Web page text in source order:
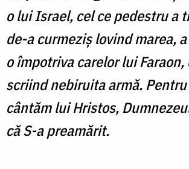
o lui Israel, cel ce pedestru a
de-a curmeziş lovind marea,
o împotriva carelor lui
scriind nebiruita armă.
cântăm lui Hristos,
că S-a preamărit.